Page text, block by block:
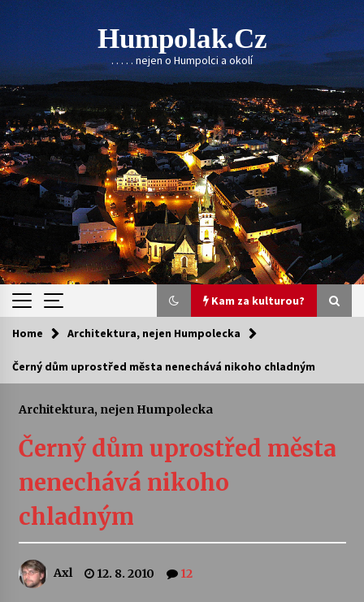
Skip
to
content
Humpolak.cz
. . . . . nejen o Humpolci a okolí
Kam za kulturou?
Kam za kulturou?
10. 8. 2026
Letní koncerty ve Stromovce: Ars Camerata a
Sukuba Ensemble
Vernisáž výstavy Josefíny Duškové: Stávám se
30. 7. 2026
Home Architektura, nejen Humpolecka
Černý dům uprostřed města nenechává nikoho chladným
Architektura, nejen Humpolecka
Černý dům uprostřed města
nenechává nikoho
chladným
Axl 12. 8. 2010 12